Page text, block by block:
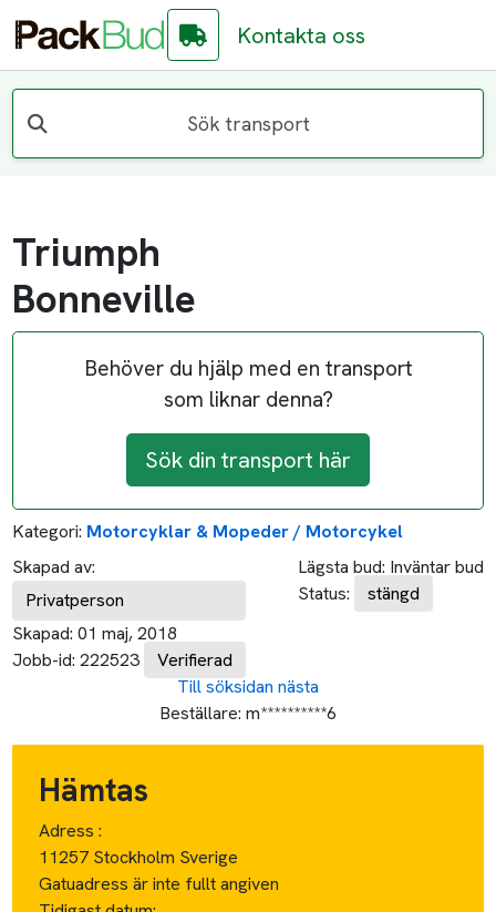
Kontakta oss
Sök transport
Triumph
Bonneville
Behöver du hjälp med en transport
som liknar denna?
Sök din transport här
Kategori: Motorcyklar & Mopeder / Motorcykel
Skapad av:
Privatperson
Skapad: 01 maj, 2018
Jobb-id: 222523 Verifierad
Lägsta bud: Inväntar bud
Status:
stängd
Till söksidan nästa
Beställare: m**********6
Hämtas
Adress :
11257 Stockholm Sverige
Gatuadress är inte fullt angiven